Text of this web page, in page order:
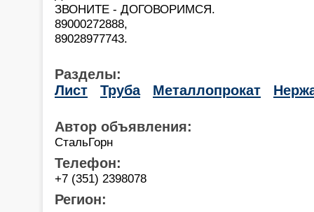
ЗВОНИТЕ - ДОГОВОРИМСЯ.
89000272888,
89028977743.
Разделы:
Лист
Труба Металлопрокат
Автор объявления:
СтальГорн
Телефон:
+7 (351) 2398078
Регион: